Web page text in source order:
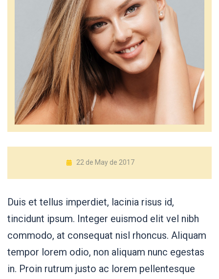
22 de May de 2017
Duis et tellus imperdiet, lacinia risus id,
tincidunt ipsum. Integer euismod elit vel nibh
commodo, at consequat nisl rhoncus. Aliquam
tempor lorem odio, non aliquam nunc egestas
in. Proin rutrum justo ac lorem pellentesque